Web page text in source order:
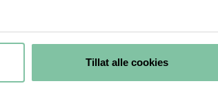
Tillat alle cookies